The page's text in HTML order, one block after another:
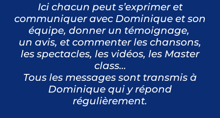
Ici chacun peut s’exprimer et
communiquer avec Dominique et son
équipe, donner un témoignage,
un avis, et commenter les chansons,
les spectacles, les vidéos, les Master
class…
Tous les messages sont transmis à
Dominique qui y répond
régulièrement.